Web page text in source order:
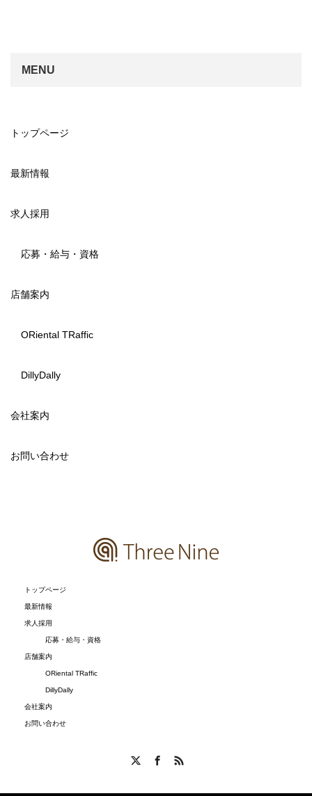
MENU
トップページ
最新情報
求人採用
応募・給与・資格
店舗案内
ORiental TRaffic
DillyDally
会社案内
お問い合わせ
トップページ
最新情報
求人採用
応募・給与・資格
店舗案内
ORiental TRaffic
DillyDally
会社案内
お問い合わせ
Facebook